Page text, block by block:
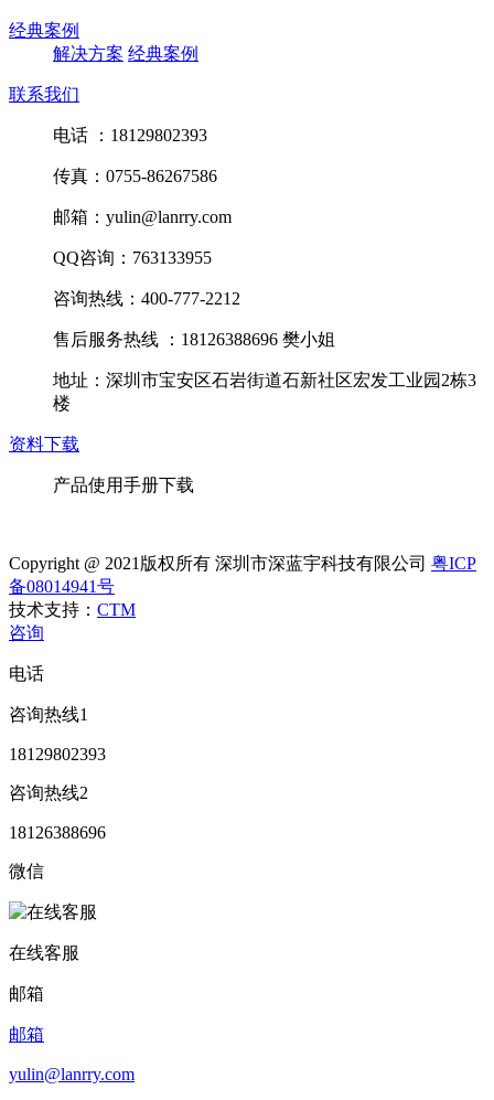
经典案例
解决方案 经典案例
联系我们
电话 ：18129802393
传真：0755-86267586
邮箱：yulin@lanrry.com
QQ咨询：763133955
咨询热线：400-777-2212
售后服务热线 ：18126388696 樊小姐
地址：深圳市宝安区石岩街道石新社区宏发工业园2栋3
楼
资料下载
产品使用手册下载
Copyright @ 2021版权所有 深圳市深蓝宇科技有限公司 粤ICP
备08014941号
技术支持： CTM
咨询
电话
咨询热线1
18129802393
咨询热线2
18126388696
微信
在线客服
邮箱
邮箱
yulin@lanrry.com